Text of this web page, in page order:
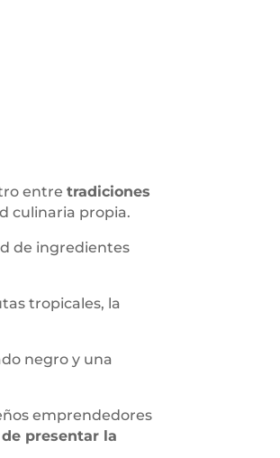
entretradiciones
culinaria propia.
de ingredientes
tropicales, la
negro y una
emprendedores
presentar la